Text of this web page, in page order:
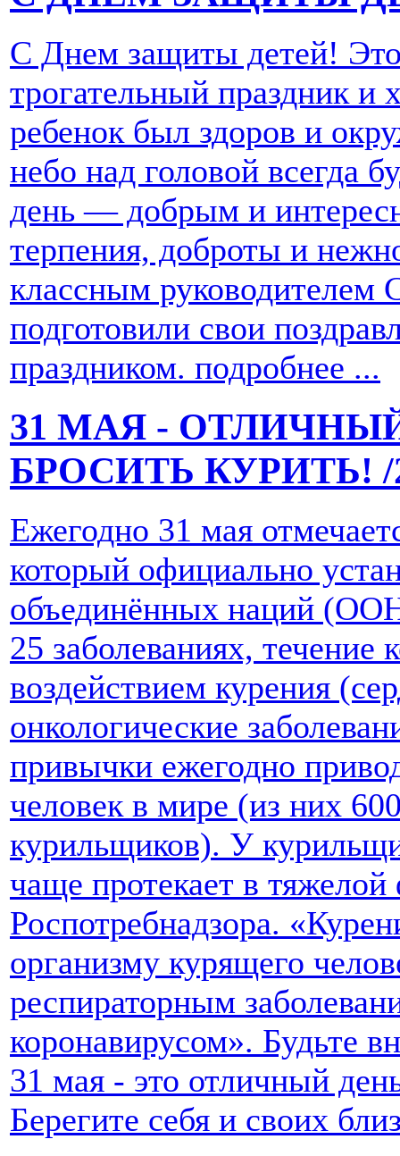
С Днем защиты детей!
трогательный праздник и
ребенок был здоров и
небо над головой всегда
день — добрым и
терпения, доброты и
классным
подготовили свои
праздником. подробнее ...
31 МАЯ -
БРОСИТЬ КУРИТЬ!
Ежегодно 31 мая
который официально
объединённых наций
25 заболеваниях, течение
воздействием курения
онкологические
привычки ежегодно
человек в мире (из них
курильщиков). У
чаще протекает в
Роспотребнадзора.
организму курящего
респираторным
коронавирусом». Будьте
31 мая - это отличный
Берегите себя и своих